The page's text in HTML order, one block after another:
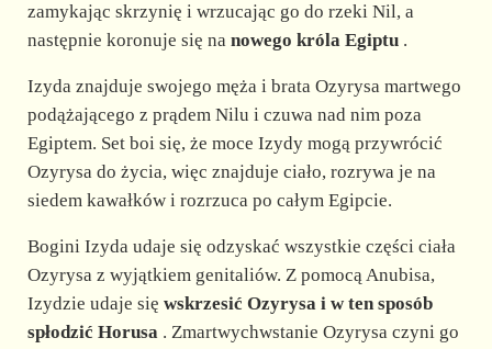
zamykając skrzynię i wrzucając go do rzeki Nil, a
następnie koronuje się na nowego króla Egiptu.
Izyda znajduje swojego męża i brata Ozyrysa martwego
podążającego z prądem Nilu i czuwa nad nim poza
Egiptem. Set boi się, że moce Izydy mogą przywrócić
Ozyrysa do życia, więc znajduje ciało, rozrywa je na
siedem kawałków i rozrzuca po całym Egipcie.
Bogini Izyda udaje się odzyskać wszystkie części ciała
Ozyrysa z wyjątkiem genitaliów. Z pomocą Anubisa,
Izydzie udaje się wskrzesić Ozyrysa i w ten sposób
spłodzić Horusa. Zmartwychwstanie Ozyrysa czyni go